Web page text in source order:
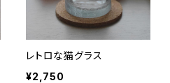
レトロな猫グラス
¥2,750